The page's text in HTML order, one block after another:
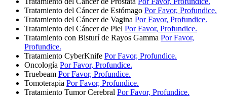
Tratamiento del Cáncer de Estómago Por Favor, Profundice.
Tratamiento del Cáncer de Vagina Por Favor, Profundice.
Tratamiento del Cáncer de Piel Por Favor, Profundice.
Tratamiento con Bisturí de Rayos Gamma Por Favor,
Profundice.
Tratamiento CyberKnife Por Favor, Profundice.
Oncología Por Favor, Profundice.
Truebeam Por Favor, Profundice.
Tomoterapia Por Favor, Profundice.
Tratamiento Tumor Cerebral Por Favor, Profundice.